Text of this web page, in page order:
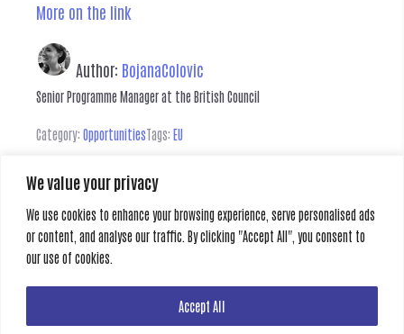
We value your privacy
We use cookies to enhance your browsing experience, serve personalised ads
or content, and analyse our traffic. By clicking "Accept All", you consent to
our use of cookies.
Accept All
More on the link
Author: BojanaColovic
Senior Programme Manager at the British Council
Category: OpportunitiesTags: EU
Leave a Reply
You must belogged in to post a comment.